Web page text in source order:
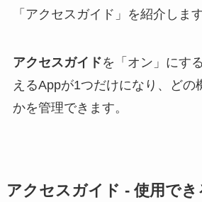
「アクセスガイド」を紹介します
アクセスガイドを「オン」にす
えるAppが1つだけになり、どの
かを管理できます。
アクセスガイド - 使用で